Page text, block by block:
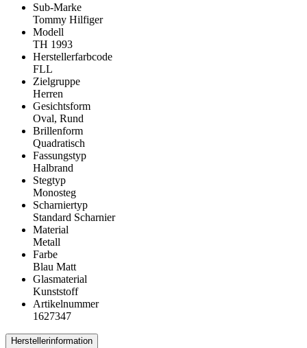
Sub-Marke
Tommy Hilfiger
Modell
TH 1993
Herstellerfarbcode
FLL
Zielgruppe
Herren
Gesichtsform
Oval, Rund
Brillenform
Quadratisch
Fassungstyp
Halbrand
Stegtyp
Monosteg
Scharniertyp
Standard Scharnier
Material
Metall
Farbe
Blau Matt
Glasmaterial
Kunststoff
Artikelnummer
1627347
Herstellerinformation